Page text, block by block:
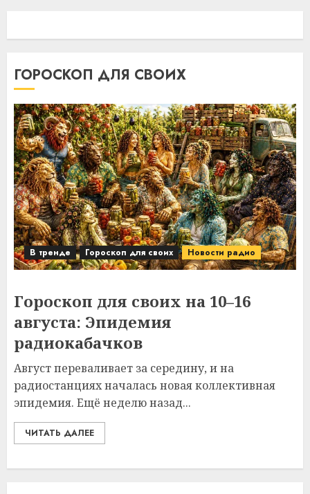
ГОРОСКОП ДЛЯ СВОИХ
В тренде Гороскоп для своих Новости радио
Гороскоп для своих на 10–16
августа: Эпидемия
радиокабачков
Август переваливает за середину, и на
радиостанциях началась новая коллективная
эпидемия. Ещё неделю назад...
ЧИТАТЬ ДАЛЕЕ